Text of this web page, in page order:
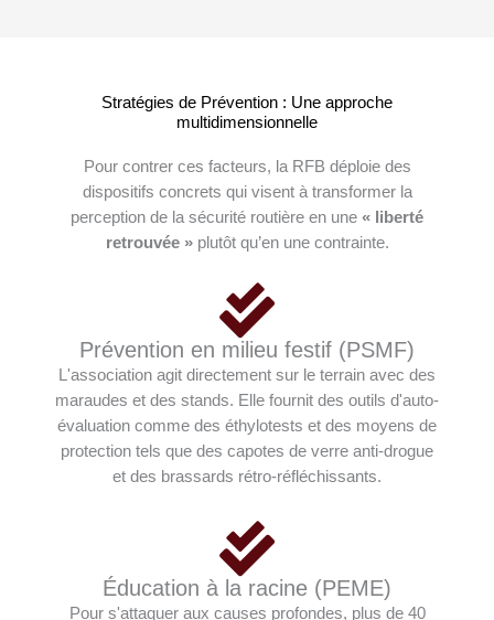
Stratégies de Prévention : Une approche
multidimensionnelle
Pour contrer ces facteurs, la RFB déploie des
dispositifs concrets qui visent à transformer la
perception de la sécurité routière en une « liberté
retrouvée »plutôt qu’en une contrainte.
Prévention en milieu festif (PSMF)
L'association agit directement sur le terrain avec des
maraudes et des stands. Elle fournit des outils d'auto-
évaluation comme des éthylotests et des moyens de
protection tels que des capotes de verre anti-drogue
et des brassards rétro-réfléchissants.
Éducation à la racine (PEME)
Pour s'attaquer aux causes profondes, plus de 40